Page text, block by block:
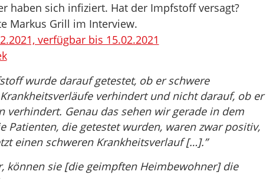
haben sich infiziert. Hat der Impfstoff versagt?
Markus Grill im Interview.
verfügbar bis 15.02.2021
wurde darauf getestet, ob er schwere
verhindert und nicht darauf, ob er
verhindert. Genau das sehen wir gerade in dem
Patienten, die getestet wurden, waren zwar positiv,
einen schweren Krankheitsverlauf […].”
können sie [die geimpften Heimbewohner] die